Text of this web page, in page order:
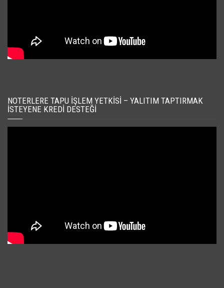
NOTERLERE TAPU İŞLEM YETKISI – YALITIM TAPTIRMAK
İSTEYENE KREDI DESTEĞI